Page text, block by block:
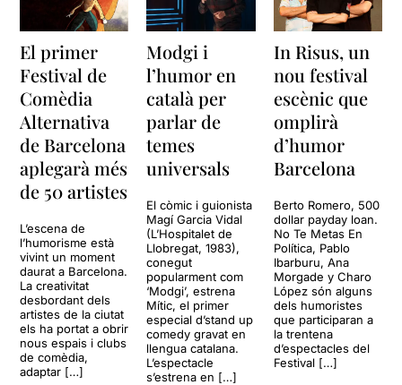
El primer
Festival de
Comèdia
Alternativa
de Barcelona
aplegarà més
de 50 artistes
L’escena de
l’humorisme està
vivint un moment
daurat a Barcelona.
La creativitat
desbordant dels
artistes de la ciutat
els ha portat a obrir
nous espais i clubs
de comèdia,
adaptar […]
Modgi i
l’humor en
català per
parlar de
temes
universals
El còmic i guionista
Magí Garcia Vidal
(L’Hospitalet de
Llobregat, 1983),
conegut
popularment com
‘Modgi’, estrena
Mític, el primer
especial d’stand up
comedy gravat en
llengua catalana.
L’espectacle
s’estrena en […]
In Risus, un
nou festival
escènic que
omplirà
d’humor
Barcelona
Berto Romero, 500
dollar payday loan.
No Te Metas En
Política, Pablo
Ibarburu, Ana
Morgade y Charo
López són alguns
dels humoristes
que participaran a
la trentena
d’espectacles del
Festival […]